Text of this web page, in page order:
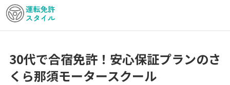
30代で合宿免許！安心保証プランのさ
くら那須モータースクール